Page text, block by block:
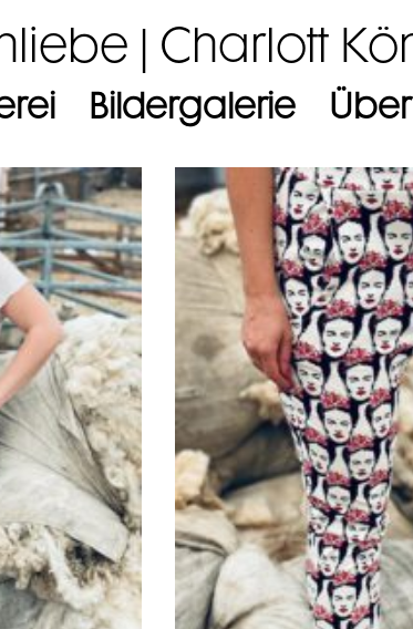
| Charlott
Bildergalerie